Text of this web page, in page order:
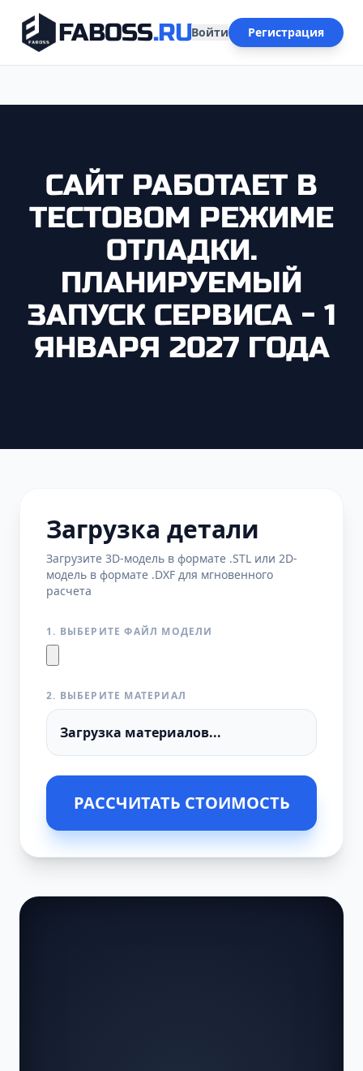
FABOSS.RUВойти Регистрация
САЙТ РАБОТАЕТ В
ТЕСТОВОМ РЕЖИМЕ
ОТЛАДКИ.
ПЛАНИРУЕМЫЙ
ЗАПУСК СЕРВИСА - 1
ЯНВАРЯ 2027 ГОДА
Загрузка детали
Загрузите 3D-модель в формате .STL или 2D-
модель в формате .DXF для мгновенного
расчета
1. ВЫБЕРИТЕ ФАЙЛ МОДЕЛИ
2. ВЫБЕРИТЕ МАТЕРИАЛ
РАССЧИТАТЬ СТОИМОСТЬ